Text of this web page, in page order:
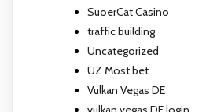
SuoerCat Casino
traffic building
Uncategorized
UZ Most bet
Vulkan Vegas DE